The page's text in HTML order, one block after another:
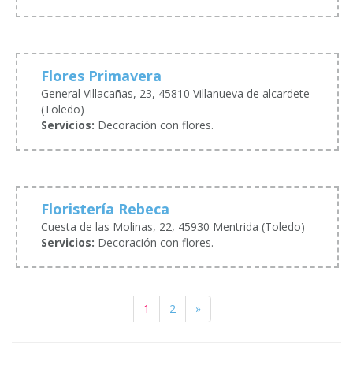
Flores Primavera
General Villacañas, 23, 45810 Villanueva de alcardete
(Toledo)
Servicios: Decoración con flores.
Floristería Rebeca
Cuesta de las Molinas, 22, 45930 Mentrida (Toledo)
Servicios: Decoración con flores.
1 2 »